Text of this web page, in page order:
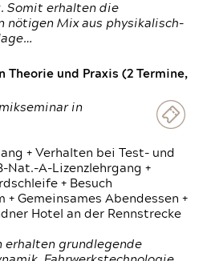
Somit erhalten die
nötigen Mix aus physikalisch-
Theorie und Praxis (2 Termine,
in
+ Verhalten bei Test- und
Nat.-A-Lizenzlehrgang +
+ Besuch
Gemeinsames Abendessen +
Hotel an der Rennstrecke
erhalten grundlegende